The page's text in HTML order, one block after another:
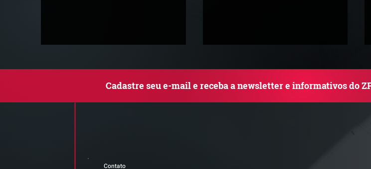
Alerta de Tentativa de
Cadastre seu e-mail e receba a newsletter e informativos do
Contato